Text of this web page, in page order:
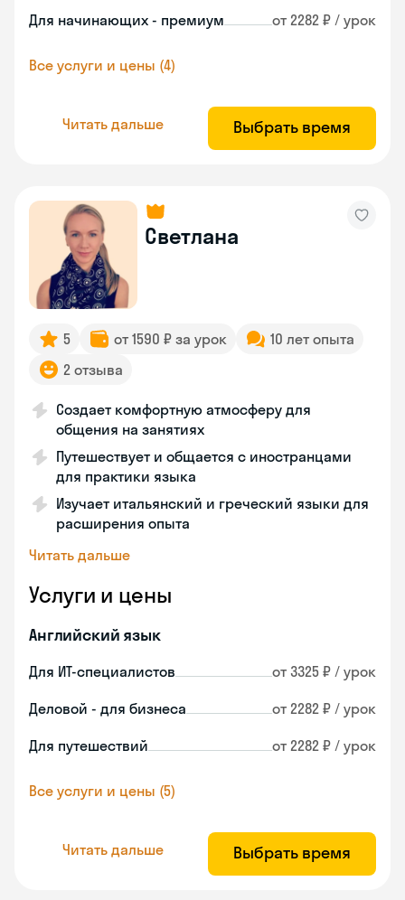
Для начинающих - премиум от 2282 ₽ / урок
Все услуги и цены (4)
Читать дальше Выбрать время
Светлана
5 от 1590 ₽ за урок
10 лет опыта
2 отзыва
Создает комфортную атмосферу для
общения на занятиях
Путешествует и общается с иностранцами
для практики языка
Изучает итальянский и греческий языки для
расширения опыта
Читать дальше
Услуги и цены
Английский язык
Для ИТ-специалистов от 3325 ₽ / урок
Деловой - для бизнеса от 2282 ₽ / урок
Для путешествий от 2282 ₽ / урок
Все услуги и цены (5)
Читать дальше Выбрать время